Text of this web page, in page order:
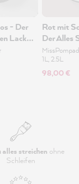
- Der
Lack
Rot mit
Der Alles
Lack 2.5L
1L, 2.5L
98,00 €
alles streichen ohne
Schleifen